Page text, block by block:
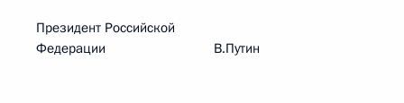
Президент Российской
Федерации В.Путин